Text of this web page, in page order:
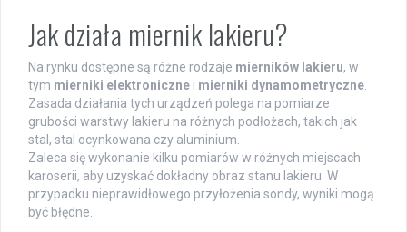
Jak działa miernik lakieru?
Na rynku dostępne są różne rodzaje mierników lakieru, w
tym mierniki elektroniczne i mierniki dynamometryczne
Zasada działania tych urządzeń polega na pomiarze
grubości warstwy lakieru na różnych podłożach, takich jak
stal, stal ocynkowana czy aluminium.
Zaleca się wykonanie kilku pomiarów w różnych miejscach
karoserii, aby uzyskać dokładny obraz stanu lakieru. W
przypadku nieprawidłowego przyłożenia sondy, wyniki mogą
być błędne.